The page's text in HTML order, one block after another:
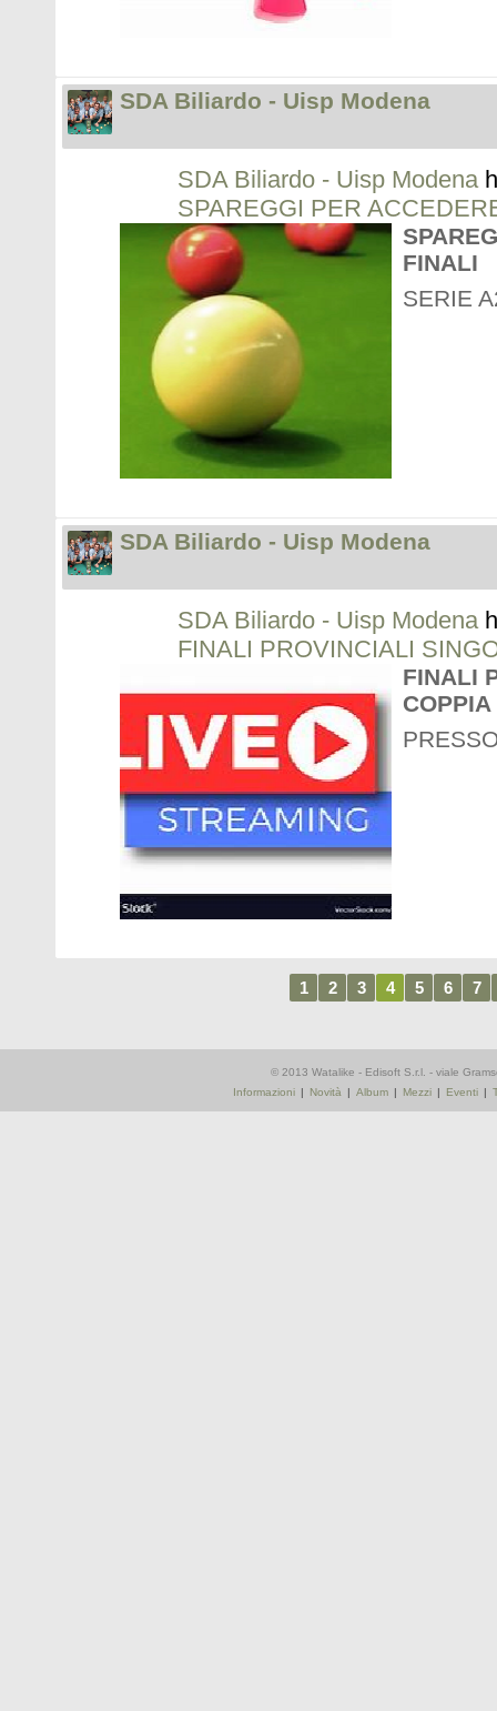
SDA Biliardo - Uisp Modena
SDA Biliardo - Uisp Modena
SPAREGGI PER
FINALI
SERIE
SDA Biliardo - Uisp Modena
SDA Biliardo - Uisp Modena
FINALI PROVINCIALI
FINALI
COPPIA
1 2 3 4 5 6 7
© 2013 Watalike - Edisoft S.r.l. - viale
Informazioni | Novità | Album | Mezzi | Eventi |